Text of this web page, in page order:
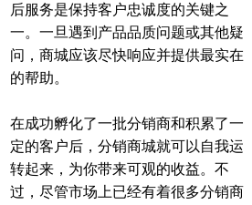
后服务是保持客户忠诚度的关键之
一。一旦遇到产品品质问题或其他疑
问，商城应该尽快响应并提供最实在
的帮助。
在成功孵化了一批分销商和积累了一
定的客户后，分销商城就可以自我运
转起来，为你带来可观的收益。不
过，尽管市场上已经有着很多分销商